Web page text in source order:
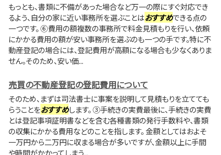
もっとも、書類に不備があった場合など万一の際にすぐ対応でき
るよう、自分の家に近い事務所を選ぶことはおすすめできる点の
一つです。 ⑥費用の額複数の事務所で料金見積もりを行い、依頼
にかかる費用の額が安い事務所を選ぶのも一つの手です。特に不
動産登記の場合には、登記費用が高額になる場合も少なくありま
せん。そのため、安い価...
売買の不動産登記の登記費用について
そのため、まずは司法書士に事案を説明して見積もりを立てても
らうことをおすすめします。 ③手続きの実費最後に、手続きの実費
とは登記事項証明書などを含む各種書類の発行手数料や、書類
の収集にかかる費用などのことを指します。 金額としてはおよそ
一万円から二万円に収まる場合が多いですが、金額以上に手間
や時間がかかってしまう...